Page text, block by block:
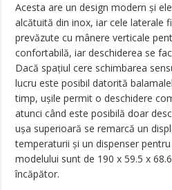
Acesta are un design modern și
alcătuită din inox, iar cele laterale
prevăzute cu mânere verticale
confortabilă, iar deschiderea se
Dacă spațiul cere schimbarea
lucru este posibil datorită
timp, ușile permit o deschidere
atunci când este posibilă doar
ușa superioară se remarcă un
temperaturii și un dispenser
modelului sunt de 190 x 59.5 x
încăpător.